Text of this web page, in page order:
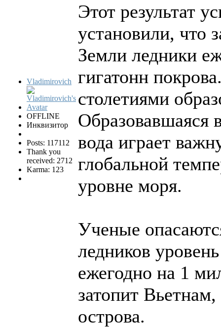
Vladimirovich
OFFLINE
Инквизитор
Posts: 117112
Thank you
received: 2712
Karma: 123
Этот результат
установили, что
Земли ледники
гигатонн
столетиями
Образовавшаяся
вода играет
глобальной
уровне моря.
Ученые
ледников
ежегодно на 1
затопит
острова.